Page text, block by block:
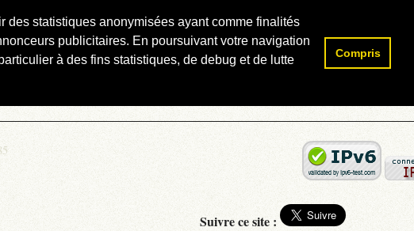
des statistiques anonymisées ayant comme finalités
publicitaires. En poursuivant votre navigation
à des fins statistiques, de debug et de lutte
Compris
Rechercher :
Suivre ce site :